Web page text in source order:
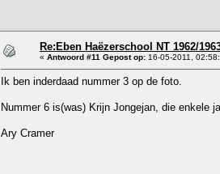
Re:Eben Haëzerschool NT 1962/
« Antwoord #11 Gepost op: 16-05-2011,
Ik ben inderdaad nummer 3 op de foto.
Nummer 6 is(was) Krijn Jongejan, die enkele
Ary Cramer